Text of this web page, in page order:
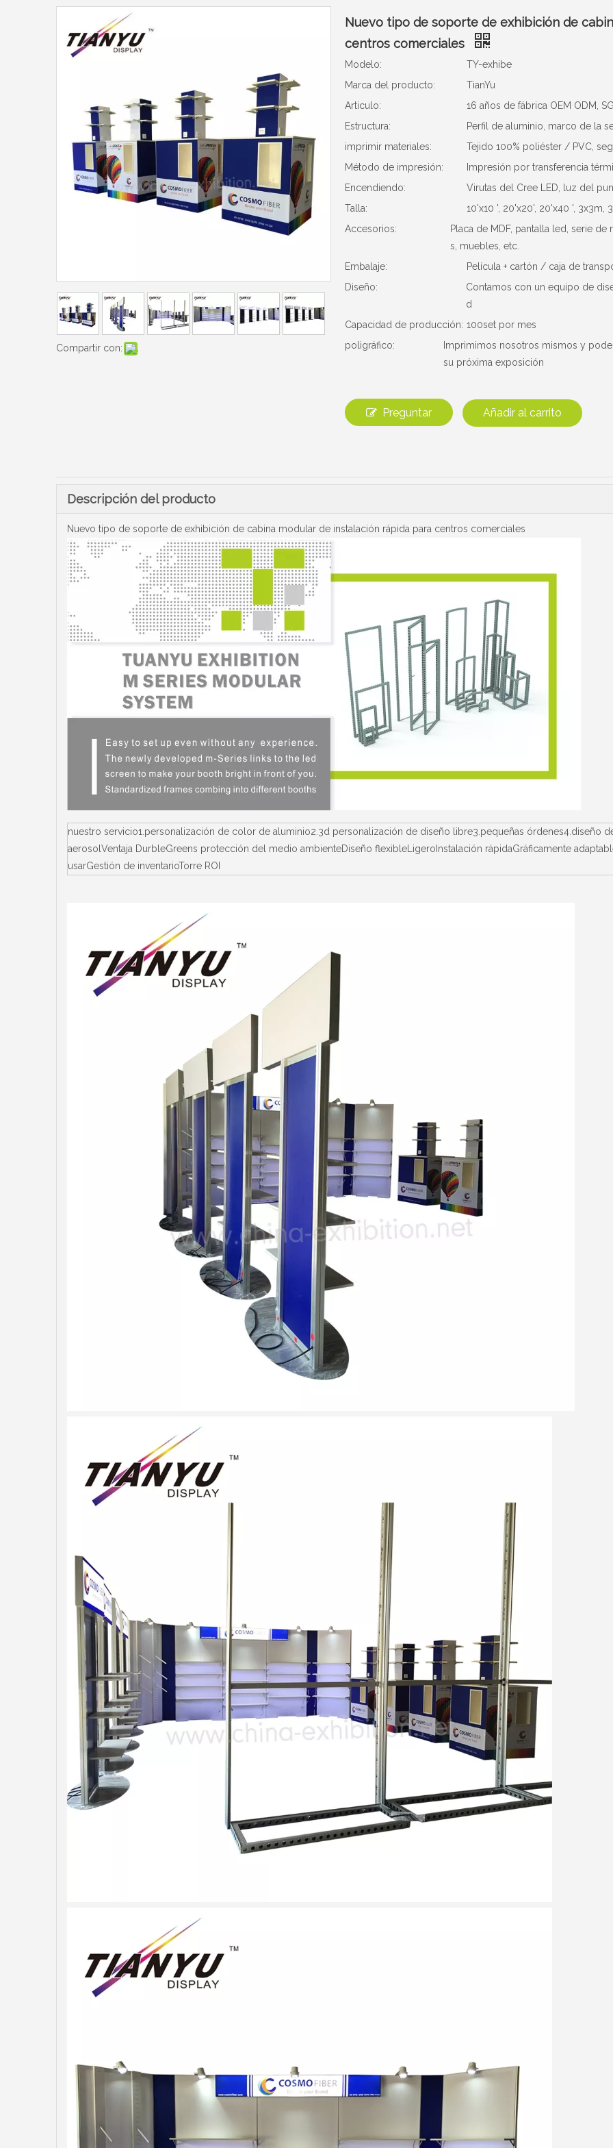
Compartir con:
Nuevo tipo de soporte de exhibición de
centros comerciales
Modelo:
TY-exhibe
Marca del producto:
TianYu
Articulo:
16 años de fábrica OEM ODM,
Estructura:
Perfil de aluminio, marco de la
imprimir materiales:
Tejido 100% poliéster / PVC,
Método de impresión:
Impresión por transferencia
Encendiendo:
Virutas del Cree LED, luz del
Talla:
10'x10 ', 20'x20', 20'x40 ',
Accesorios:
Placa de MDF, pantalla led, serie
s, muebles, etc.
Embalaje:
Película + cartón / caja de
Diseño:
Contamos con un equipo de
d
Capacidad de producción: 100set por mes
poligráfico:
Imprimimos nosotros mismos y
su próxima exposición
Preguntar Añadir al carrito
Descripción del producto
Nuevo tipo de soporte de exhibición de cabina modular de instalación rápida para centros comerciales
nuestro servicio1.personalización de color de aluminio2.3d personalización de diseño libre3.pequeñas órdenes4.diseño
aerosolVentaja DurbleGreens protección del medio ambienteDiseño flexibleLigeroInstalación rápidaGráficamente
usarGestión de inventarioTorre ROI